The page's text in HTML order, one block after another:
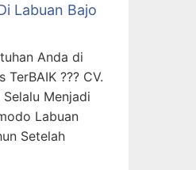
Labuan Bajo
Anda di
??? CV.
Selalu Menjadi
Labuan
Setelah